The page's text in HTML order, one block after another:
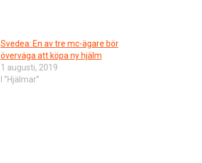
Svedea: En av tre mc-ägare bör
överväga att köpa ny hjälm
1 augusti, 2019
I ”Hjälmar”